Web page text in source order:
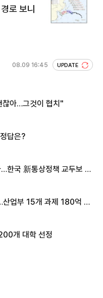
로 보니
08.09 16:45 UPDATE
아…그것이 협치"
답은?
한국 新통상정책 교두보 활
업부 15개 과제 180억 지
개 대학 선정